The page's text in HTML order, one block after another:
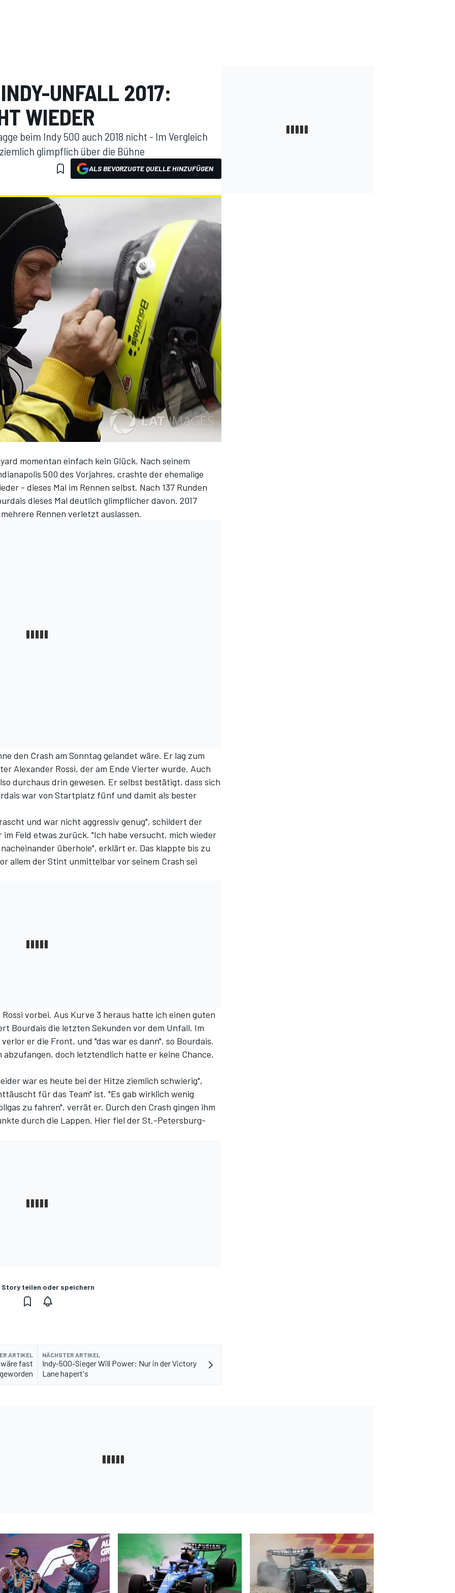
UNFALL 2017:
WIEDER
beim Indy 500 auch 2018 nicht - Im Vergleich
glimpflich über die Bühne
ALS BEVORZUGTE QUELLE HINZUFÜGEN
momentan einfach kein Glück. Nach seinem
500 des Vorjahres, crashte der ehemalige
- dieses Mal im Rennen selbst. Nach 137 Runden
dieses Mal deutlich glimpflicher davon. 2017
Rennen verletzt auslassen.
den Crash am Sonntag gelandet wäre. Er lag zum
Alexander Rossi, der am Ende Vierter wurde. Auch
durchaus drin gewesen. Er selbst bestätigt, dass sich
war von Startplatz fünf und damit als bester
und war nicht aggressiv genug", schildert der
im Feld etwas zurück. "Ich habe versucht, mich wieder
überhole", erklärt er. Das klappte bis zu
allem der Stint unmittelbar vor seinem Crash sei
vorbei. Aus Kurve 3 heraus hatte ich einen guten
Bourdais die letzten Sekunden vor dem Unfall. Im
er die Front, und "das war es dann", so Bourdais.
doch letztendlich hatte er keine Chance,
war es heute bei der Hitze ziemlich schwierig",
für das Team" ist. "Es gab wirklich wenig
zu fahren", verrät er. Durch den Crash gingen ihm
durch die Lappen. Hier fiel der St.-Petersburg-
Story teilen oder speichern
ARTIKEL
fast
NÄCHSTER ARTIKEL
Indy-500-Sieger Will Power: Nur in der Victory
Lane hapert's